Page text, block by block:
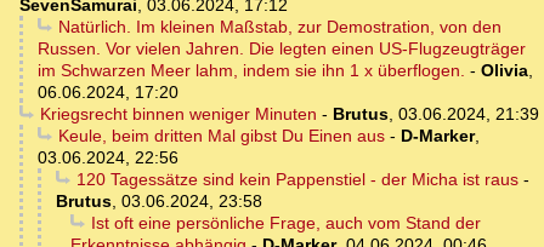
SevenSamurai, 03.06.2024, 17:12
Natürlich. Im kleinen Maßstab, zur Demostration, von den
Russen. Vor vielen Jahren. Die legten einen US-Flugzeugträger
im Schwarzen Meer lahm, indem sie ihn 1 x überflogen. - Olivia,
06.06.2024, 17:20
Kriegsrecht binnen weniger Minuten - Brutus, 03.06.2024, 21:39
Keule, beim dritten Mal gibst Du Einen aus- D-Marker,
03.06.2024, 22:56
120 Tagessätze sind kein Pappenstiel - der Micha ist raus-
Brutus, 03.06.2024, 23:58
Ist oft eine persönliche Frage, auch vom Stand der